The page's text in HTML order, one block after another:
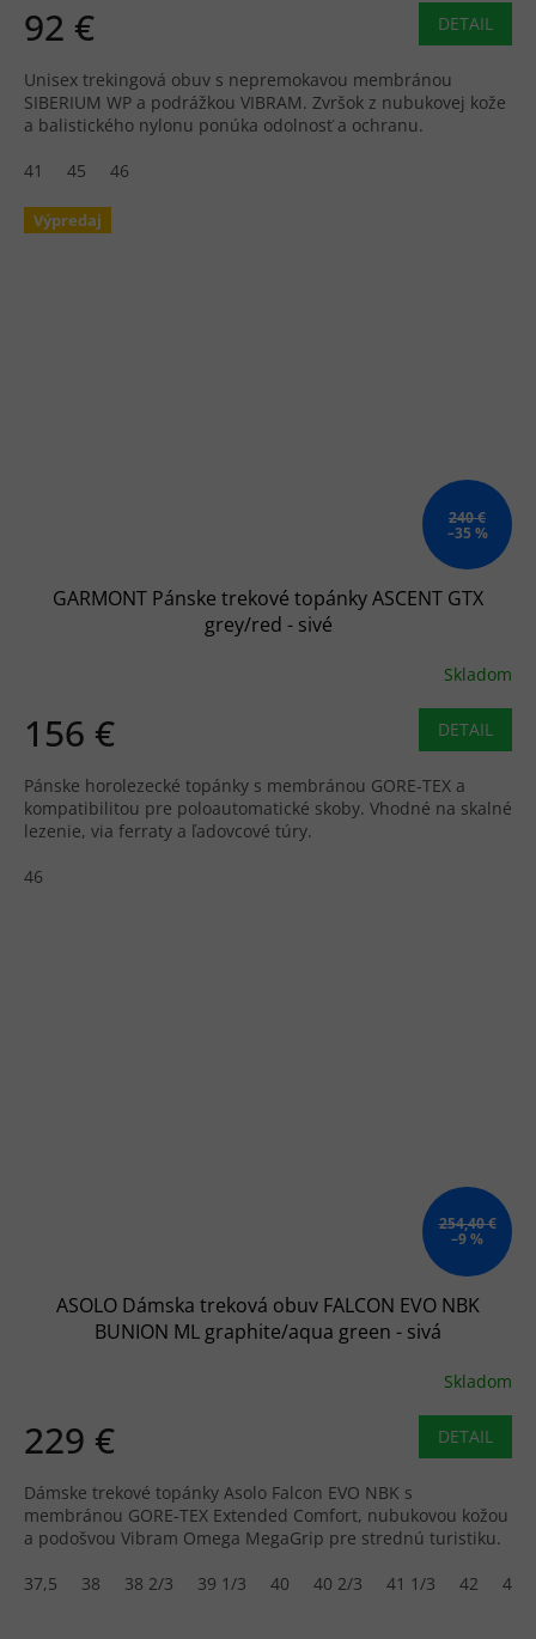
92 € DETAIL
Unisex trekingová obuv s nepremokavou membránou
SIBERIUM WP a podrážkou VIBRAM. Zvršok z nubukovej kože
a balistického nylonu ponúka odolnosť a ochranu.
41
45 46
Výpredaj
240 €
–35 %
GARMONT Pánske trekové topánky ASCENT GTX
grey/red - sivé
Skladom
156 € DETAIL
Pánske horolezecké topánky s membránou GORE-TEX a
kompatibilitou pre poloautomatické skoby. Vhodné na skalné
lezenie, via ferraty a ľadovcové túry.
46
254,40 €
–9 %
ASOLO Dámska treková obuv FALCON EVO NBK
BUNION ML graphite/aqua green - sivá
Skladom
229 € DETAIL
Dámske trekové topánky Asolo Falcon EVO NBK s
membránou GORE-TEX Extended Comfort, nubukovou kožou
a podošvou Vibram Omega MegaGrip pre strednú turistiku.
37,5
38 38 2/3 39 1/3 40 40 2/3 41 1/3 42 42,5